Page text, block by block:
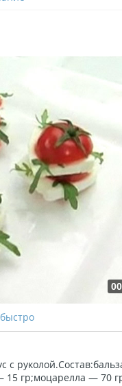
с
гр;моцарелла — 70